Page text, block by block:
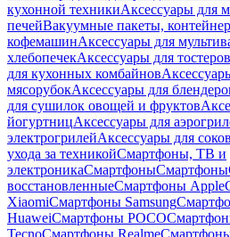
кухонной техникиАксессуары для
печейВакуумные пакеты,
кофемашинАксессуары для
хлебопечекАксессуары для
для кухонных комбайнов
мясорубокАксессуары для
для сушилок овощей и фруктов
йогуртницАксессуары для
электрогрилейАксессуары для
ухода за техникойСмартфоны, ТВ и
электроникаСмартфоныСмартфоны
восстановленныеСмартфоны Apple
XiaomiСмартфоны Samsung
HuaweiСмартфоны POCO
TecnoСмартфоны Realme